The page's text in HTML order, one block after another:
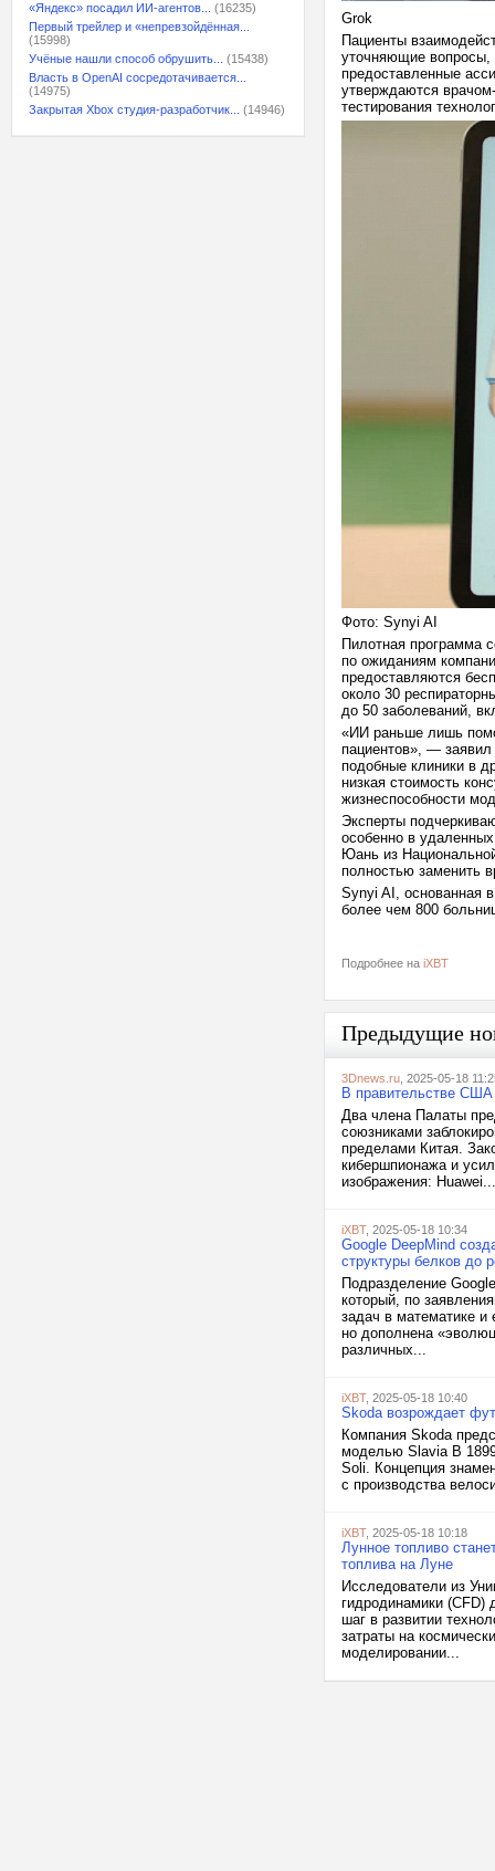
«Яндекс» посадил ИИ-агентов...
(16235)
Первый трейлер и «непревзойдённая...
(15998)
Учёные нашли способ обрушить...
(15438)
Власть в OpenAI сосредотачивается...
(14975)
Закрытая Xbox студия-разработчик...
(14946)
Grok
Пациенты
уточняющие вопросы,
предоставленные
утверждаются
тестирования
Фото: Synyi AI
Пилотная программа
по ожиданиям
предоставляются
около 30
до 50 заболеваний,
«ИИ раньше лишь
пациентов», —
подобные клиники в
низкая стоимость
жизнеспособности
Эксперты
особенно в
Юань из
полностью заменить
Synyi AI, основанная
более чем 800
Подробнее на iXBT
Предыдущие
3Dnews.ru , 2025-05-18
В правительстве США
Два члена Палаты
союзниками
пределами Китая.
кибершпионажа и
изображения: Huawei...
iXBT, 2025-05-18 10:34
Google DeepMind
структуры белков до
Подразделение
который, по
задач в математике
но дополнена
различных...
iXBT, 2025-05-18 10:40
Skoda возрождает
Компания Skoda
моделью Slavia B
Soli. Концепция
с производства
iXBT, 2025-05-18 10:18
Лунное топливо
топлива на Луне
Исследователи из
гидродинамики (CFD)
шаг в развитии
затраты на
моделировании...